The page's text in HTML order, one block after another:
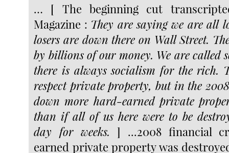
… [ The beginning cut
Magazine : They are saying we are all
losers are down there on Wall Street.
by billions of our money. We are called
there is always socialism for the rich.
respect private property, but in the
down more hard-earned private
than if all of us here were to be
day for weeks. ] ...2008 financial
earned private property was